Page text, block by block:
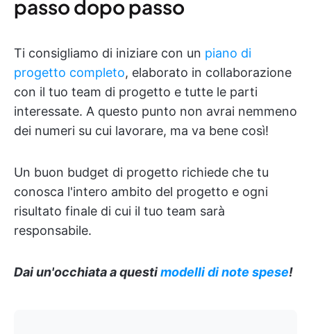
passo dopo passo
Ti consigliamo di iniziare con un piano di
progetto completo, elaborato in collaborazione
con il tuo team di progetto e tutte le parti
interessate. A questo punto non avrai nemmeno
dei numeri su cui lavorare, ma va bene così!
Un buon budget di progetto richiede che tu
conosca l'intero ambito del progetto e ogni
risultato finale di cui il tuo team sarà
responsabile.
Dai un'occhiata a questimodelli di note spese!